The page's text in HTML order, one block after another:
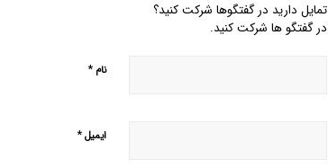
تمایل دارید در گفتگوها شرکت کنید؟
در گفتگو ها شرکت کنید.
نام*
ایمیل*